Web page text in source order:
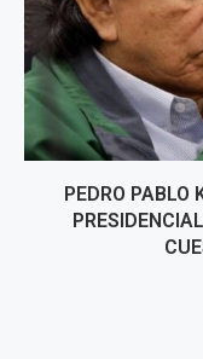
PEDRO PABLO